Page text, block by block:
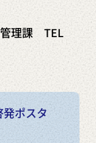
管理課 TEL
ポスタ